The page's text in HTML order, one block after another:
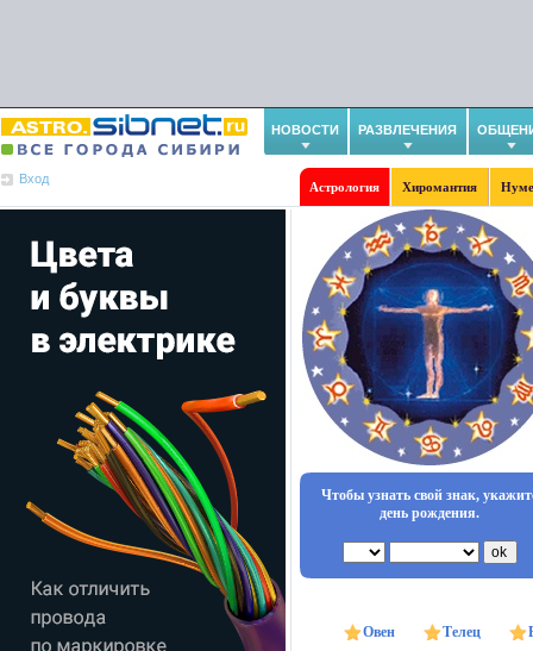
НОВОСТИ РАЗВЛЕЧЕНИЯ
Вход
Астрология Хиромантия
Чтобы узнать свой знак,
день рождения.
Овен Телец